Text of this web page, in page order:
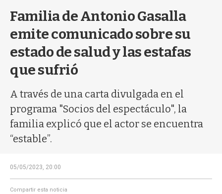
Familia de Antonio Gasalla
emite comunicado sobre su
estado de salud y las estafas
que sufrió
A través de una carta divulgada en el
programa "Socios del espectáculo", la
familia explicó que el actor se encuentra
“estable”.
05/05/2023, 20:00
Compartir esta noticia